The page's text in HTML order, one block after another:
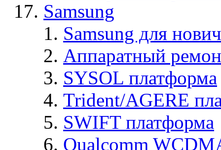
Samsung
Samsung для
Аппаратный
SYSOL платформа
Trident/AGERE
SWIFT платформа
Qualcomm